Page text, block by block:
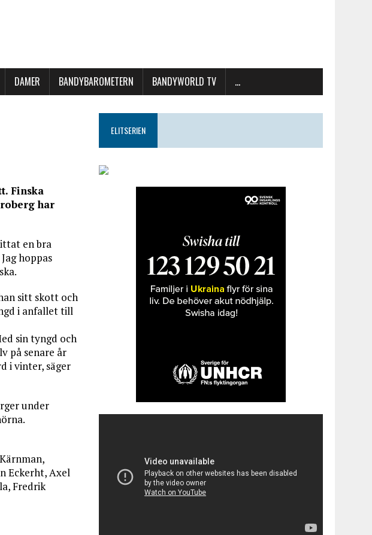
DAMER BANDYBAROMETERN BANDYWORLD TV …
Finska
har
en bra
hoppas
sitt skott och
i anfallet till
sin tyngd och
på senare år
i vinter, säger
under
Eckerht, Axel
Fredrik
ELITSERIEN